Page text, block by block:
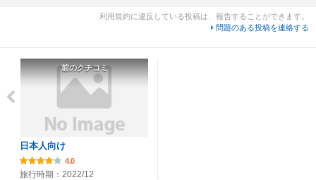
利用規約に違反している投稿は、報告することができます。
問題のある投稿を連絡する
前のクチコミ
日本人向け
4.0
旅行時期：2022/12